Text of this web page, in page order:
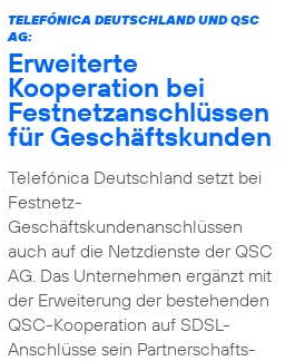
TELEFÓNICA DEUTSCHLAND UND QSC
AG:
Erweiterte
Kooperation bei
Festnetzanschlüssen
für Geschäftskunden
Telefónica Deutschland setzt bei
Festnetz-
Geschäftskundenanschlüssen
auch auf die Netzdienste der QSC
AG. Das Unternehmen ergänzt mit
der Erweiterung der bestehenden
QSC-Kooperation auf SDSL-
Anschlüsse sein Partnerschafts-